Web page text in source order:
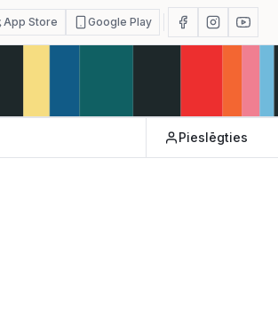
App Store Google Play
Pieslēgties